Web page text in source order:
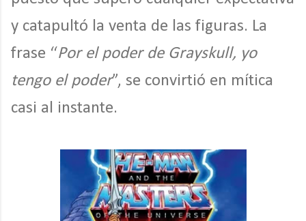
y catapultó la venta de las figuras. La
frase “Por el poder de Grayskull, yo
tengo el poder”, se convirtió en mítica
casi al instante.